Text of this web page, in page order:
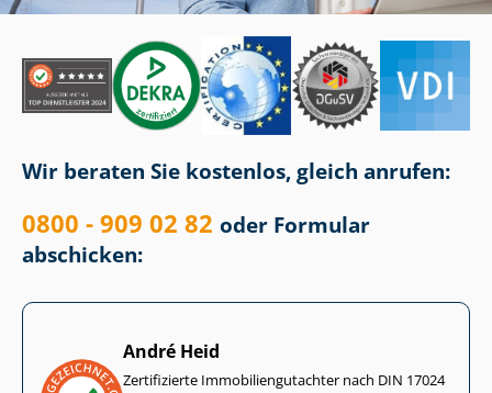
Wir beraten Sie kostenlos, gleich anrufen:
0800 - 909 02 82 oder Formular
abschicken:
André Heid
Zertifizierte Im­mo­bi­li­en­gut­ach­ter nach DIN 17024